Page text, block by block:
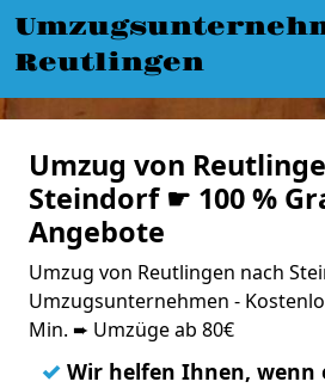
Reutlingen
Umzug von
Steindorf ☛ 100 %
Angebote
Umzug von Reutlingen nach
Umzugsunternehmen -
Min. ➨ Umzüge ab 80€
✓ Wir helfen Ihnen, wenn